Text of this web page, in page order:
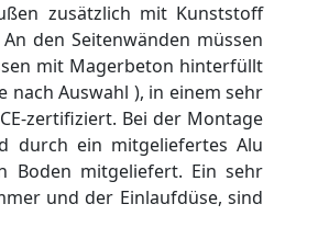
zusätzlich mit Kunststoff
den Seitenwänden müssen
mit Magerbeton hinterfüllt
nach Auswahl ), in einem sehr
zertifiziert. Bei der Montage
durch ein mitgeliefertes Alu
Boden mitgeliefert. Ein sehr
und der Einlaufdüse, sind